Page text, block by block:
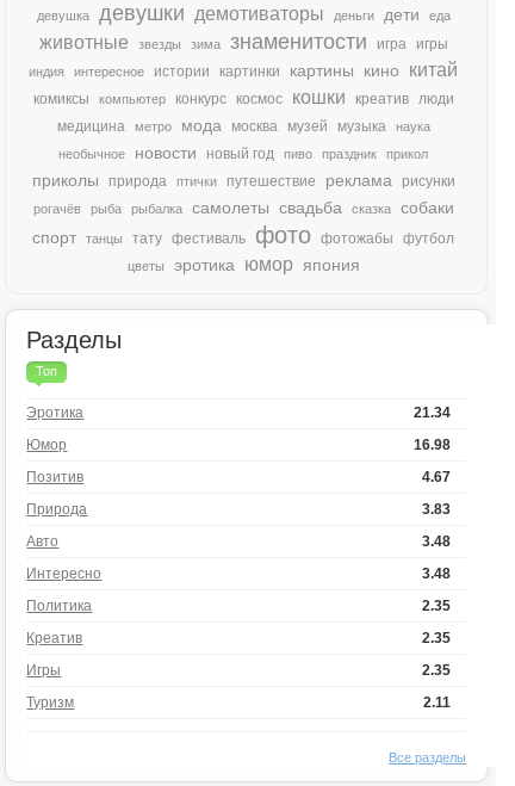
девушка девушки демотиваторы деньги дети еда
животные звезды зима знаменитости игра игры
индия интересное истории картинки картины кино китай
комиксы компьютер конкурс космос кошки креатив люди
медицина
метро мода москва музей музыка
наука
необычное
новости новый год пиво праздник прикол
приколы природа птички путешествие реклама рисунки
рогачёв рыба рыбалка самолеты свадьба сказка
собаки
спорт
танцы тату фестиваль фото фотожабы футбол
цветы эротика юмор япония
Разделы
Топ
21.34
Эротика
16.98
Юмор
4.67
Позитив
3.83
Природа
3.48
Авто
3.48
Интересно
2.35
Политика
2.35
Креатив
2.35
Игры
2.11
Туризм
Все разделы